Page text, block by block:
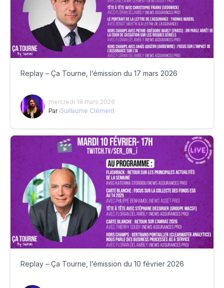
Replay – Ça Tourne, l’émission du 17 mars 2026
mercredi 18 mars 2026
Par Guillaume Clément
Replay – Ça Tourne, l’émission du 10 février 2026